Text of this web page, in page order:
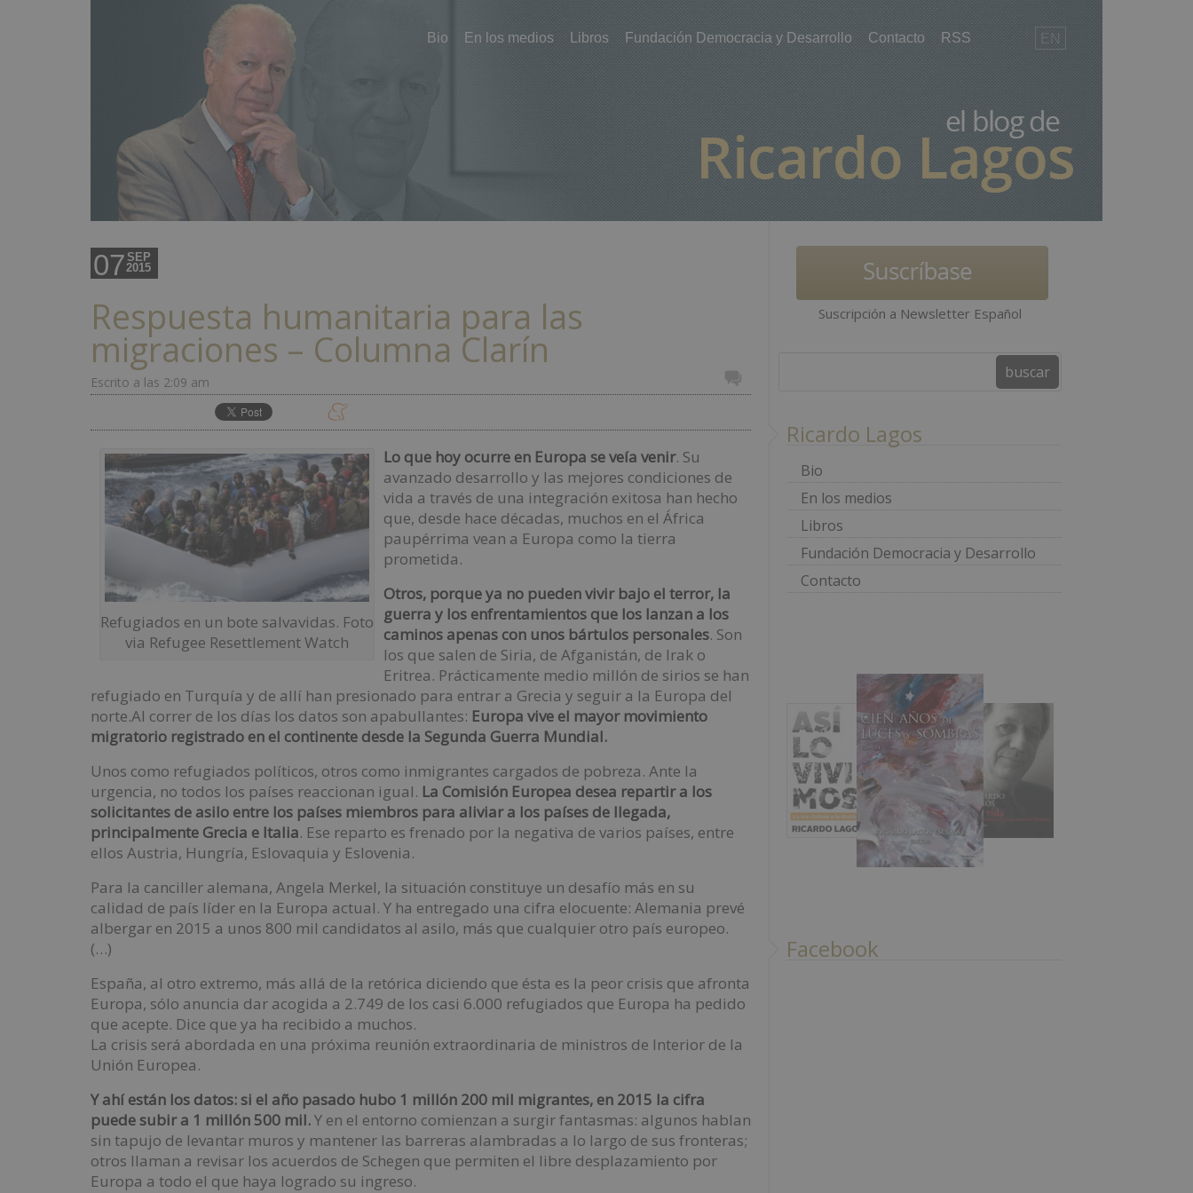
Bio En los medios Libros Fundación Democracia y Desarrollo Contacto RSS EN
07 SEP
2015
Respuesta humanitaria para las
migraciones – Columna Clarín
Escrito a las 2:09 am
Refugiados en un bote salvavidas. Foto
via Refugee Resettlement Watch
Lo que hoy ocurre en Europa se veía venir. Su
avanzado desarrollo y las mejores condiciones de
vida a través de una integración exitosa han hecho
que, desde hace décadas, muchos en el África
paupérrima vean a Europa como la tierra
prometida.
Otros, porque ya no pueden vivir bajo el terror, la
guerra y los enfrentamientos que los lanzan a los
caminos apenas con unos bártulos personales. Son
los que salen de Siria, de Afganistán, de Irak o
Eritrea. Prácticamente medio millón de sirios se han
refugiado en Turquía y de allí han presionado para entrar a Grecia y seguir a la Europa del
norte.Al correr de los días los datos son apabullantes: Europa vive el mayor movimiento
migratorio registrado en el continente desde la Segunda Guerra Mundial.
Unos como refugiados políticos, otros como inmigrantes cargados de pobreza. Ante la
urgencia, no todos los países reaccionan igual. La Comisión Europea desea repartir a los
solicitantes de asilo entre los países miembros para aliviar a los países de llegada,
principalmente Grecia e Italia. Ese reparto es frenado por la negativa de varios países, entre
ellos Austria, Hungría, Eslovaquia y Eslovenia.
Para la canciller alemana, Angela Merkel, la situación constituye un desafío más en su
calidad de país líder en la Europa actual. Y ha entregado una cifra elocuente: Alemania prevé
albergar en 2015 a unos 800 mil candidatos al asilo, más que cualquier otro país europeo.
(…)
España, al otro extremo, más allá de la retórica diciendo que ésta es la peor crisis que afronta
Europa, sólo anuncia dar acogida a 2.749 de los casi 6.000 refugiados que Europa ha pedido
que acepte. Dice que ya ha recibido a muchos.
La crisis será abordada en una próxima reunión extraordinaria de ministros de Interior de la
Unión Europea.
Y ahí están los datos: si el año pasado hubo 1 millón 200 mil migrantes, en 2015 la cifra
puede subir a 1 millón 500 mil.Y en el entorno comienzan a surgir fantasmas: algunos hablan
sin tapujo de levantar muros y mantener las barreras alambradas a lo largo de sus fronteras;
otros llaman a revisar los acuerdos de Schegen que permiten el libre desplazamiento por
Europa a todo el que haya logrado su ingreso.
Suscripción a Newsletter Español
Ricardo Lagos
Bio
En los medios
Libros
Fundación Democracia y Desarrollo
Contacto
Facebook